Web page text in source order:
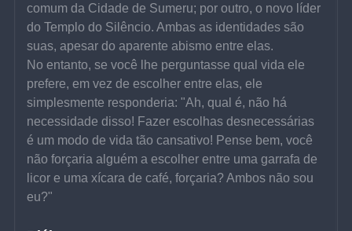
comum da Cidade de Sumeru; por outro, o novo líder
do Templo do Silêncio. Ambas as identidades são
suas, apesar do aparente abismo entre elas.
No entanto, se você lhe perguntasse qual vida ele
prefere, em vez de escolher entre elas, ele
simplesmente responderia: "Ah, qual é, não há
necessidade disso! Fazer escolhas desnecessárias
é um modo de vida tão cansativo! Pense bem, você
não forçaria alguém a escolher entre uma garrafa de
licor e uma xícara de café, forçaria? Ambos não sou
eu?"